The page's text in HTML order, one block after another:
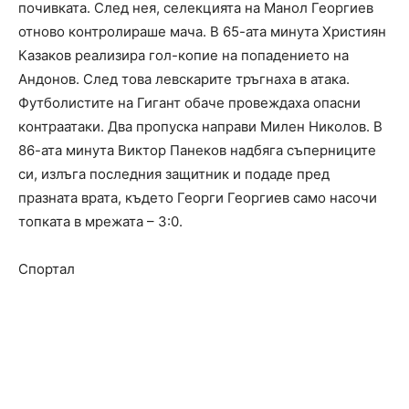
почивката. След нея, селекцията на Манол Георгиев
отново контролираше мача. В 65-ата минута Християн
Казаков реализира гол-копие на попадението на
Андонов. След това левскарите тръгнаха в атака.
Футболистите на Гигант обаче провеждаха опасни
контраатаки. Два пропуска направи Милен Николов. В
86-ата минута Виктор Панеков надбяга съперниците
си, излъга последния защитник и подаде пред
празната врата, където Георги Георгиев само насочи
топката в мрежата – 3:0.
Спортал